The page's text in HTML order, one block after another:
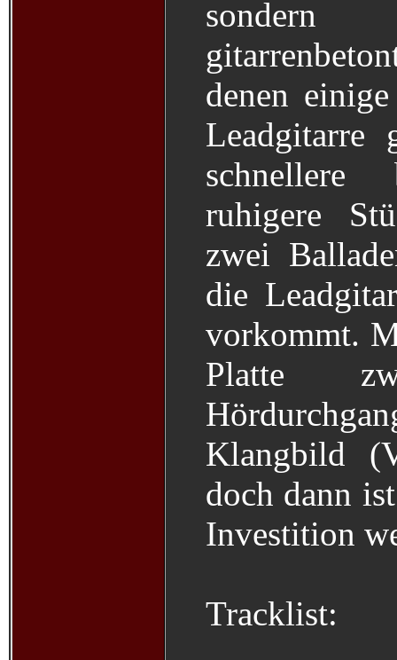
sondern
denen
Leadgitarre
ruhigere
zwei
die
vorkommt.
Platte
Klangbild
doch dann
Investition
Tracklist: